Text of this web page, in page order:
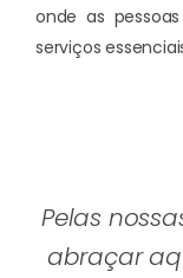
onde as
serviços
Pelas
abraçar